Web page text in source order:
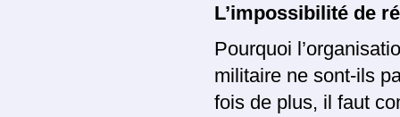
L’impossibilité de
Pourquoi
militaire ne sont-ils
fois de plus, il faut